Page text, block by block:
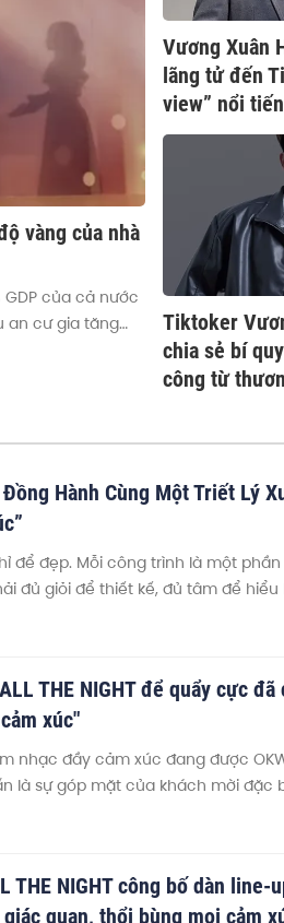
vàng của nhà
GDP của cả nước
an cư gia tăng
Vương Xuân
lãng tử đến
view” nổi
Tiktoker
chia sẻ bí
công từ
Hành Cùng Một Triết Lý
để đẹp. Mỗi công trình là một
đủ giỏi để thiết kế, đủ tâm để
đúng điều họ cần.” - Đỗ Ngọc Báu,
THE NIGHT để quẩy cực
xúc"
nhạc đầy cảm xúc đang được
là sự góp mặt của khách mời đặc
Sự kết hợp giữa âm nhạc từng
hút.
THE NIGHT công bố dàn line-
quan, thổi bùng mọi cảm